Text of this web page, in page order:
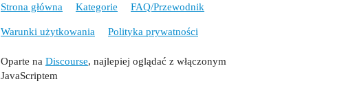
Strona główna Kategorie FAQ/Przewodnik
Warunki użytkowania Polityka prywatności
Oparte na Discourse, najlepiej oglądać z włączonym
JavaScriptem